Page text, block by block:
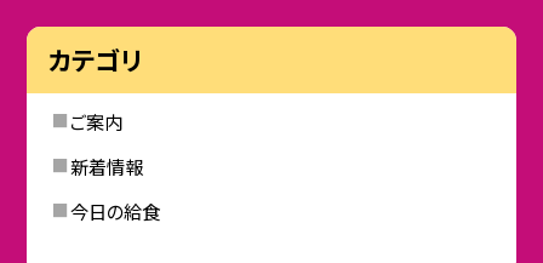
カテゴリ
ご案内
新着情報
今日の給食